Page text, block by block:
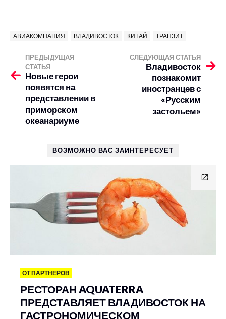
АВИАКОМПАНИЯ ВЛАДИВОСТОК КИТАЙ ТРАНЗИТ
ПРЕДЫДУЩАЯ
СТАТЬЯ
Новые герои
появятся на
представлении в
приморском
океанариуме
СЛЕДУЮЩАЯ СТАТЬЯ
Владивосток
познакомит
иностранцев с
«Русским
застольем»
ВОЗМОЖНО ВАС ЗАИНТЕРЕСУЕТ
ОТ ПАРТНЕРОВ
РЕСТОРАН AQUATERRA
ПРЕДСТАВЛЯЕТ ВЛАДИВОСТОК НА
ГАСТРОНОМИЧЕСКОМ